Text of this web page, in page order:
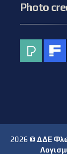
Photo
2026 © ΔΔΕ